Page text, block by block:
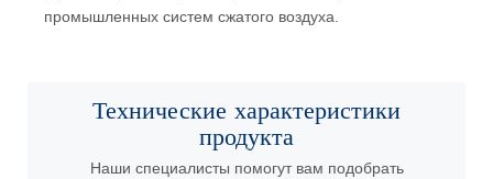
промышленных систем сжатого воздуха.
Технические характеристики
продукта
Наши специалисты помогут вам подобрать